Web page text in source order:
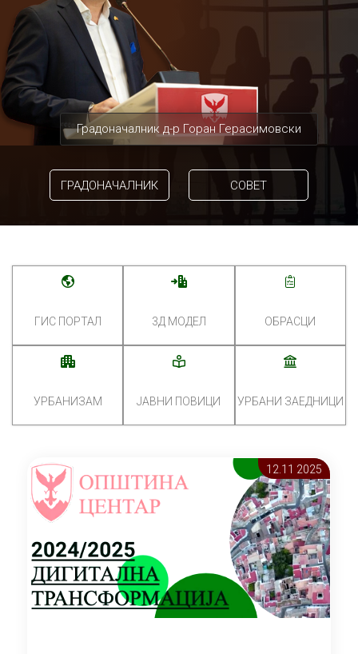
Градоначалник д-р Горан Герасимовски
ГРАДОНАЧАЛНИК СОВЕТ
ГИС ПОРТАЛ 3Д МОДЕЛ ОБРАСЦИ
УРБАНИЗАМ ЈАВНИ ПОВИЦИ УРБАНИ ЗАЕДНИЦИ
12.11 2025